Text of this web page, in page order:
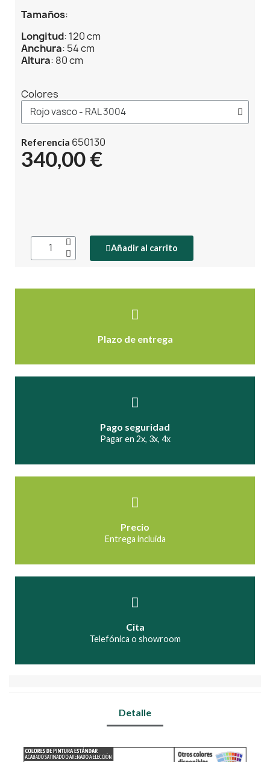
Tamaños:
Longitud: 120 cm
Anchura: 54 cm
Altura: 80 cm
Colores
Referencia 650130
340,00 €
Añadir al carrito
Plazo de entrega
Pago seguridad
Pagar en 2x, 3x, 4x
Precio
Entrega incluida
Cita
Telefónica o showroom
Detalle